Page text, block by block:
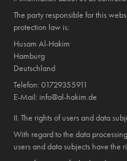
The party responsible for this
protection law is:
Husam Al-Hakim
Hamburg
Deutschland
Telefon: 01729355911
E-Mail: info@al-hakim.de
II. The rights of users and data
With regard to the data
users and data subjects have the